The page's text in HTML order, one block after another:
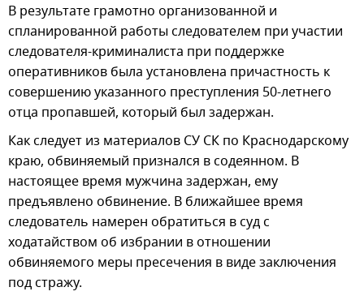
В результате грамотно организованной и
спланированной работы следователем при участии
следователя-криминалиста при поддержке
оперативников была установлена причастность к
совершению указанного преступления 50-летнего
отца пропавшей, который был задержан.
Как следует из материалов СУ СК по Краснодарскому
краю, обвиняемый признался в содеянном. В
настоящее время мужчина задержан, ему
предъявлено обвинение. В ближайшее время
следователь намерен обратиться в суд с
ходатайством об избрании в отношении
обвиняемого меры пресечения в виде заключения
под стражу.